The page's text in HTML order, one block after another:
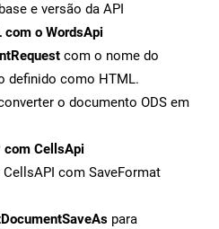
e versão da API
com o WordsApi
com o nome do
definido como HTML.
o documento ODS em
com CellsApi
CellsAPI com SaveFormat
para